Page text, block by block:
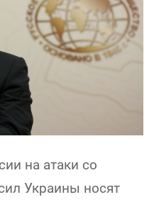
на атаки со
Украины носят